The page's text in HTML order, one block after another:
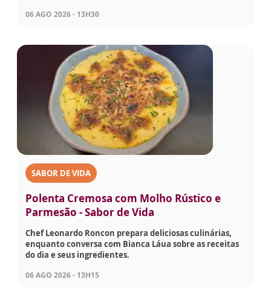
06 AGO 2026 - 13H30
SABOR DE VIDA
Polenta Cremosa com Molho Rústico e
Parmesão - Sabor de Vida
Chef Leonardo Roncon prepara deliciosas culinárias,
enquanto conversa com Bianca Láua sobre as receitas
do dia e seus ingredientes.
06 AGO 2026 - 13H15